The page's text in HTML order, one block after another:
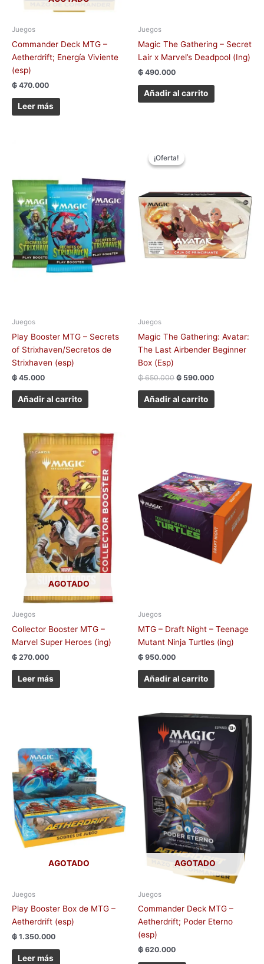
Juegos
Commander Deck MTG –
Aetherdrift; Energía Viviente
(esp)
₲ 470.000
Leer más
Juegos
Magic The Gathering – Secret
Lair x Marvel’s Deadpool (Ing)
₲ 490.000
Añadir al carrito
Juegos
Play Booster MTG – Secrets
of Strixhaven/Secretos de
Strixhaven (esp)
₲ 45.000
Añadir al carrito
¡Oferta!
¡Oferta!
Juegos
Magic The Gathering: Avatar:
The Last Airbender Beginner
Box (Esp)
₲650.000
precio
original
₲ 590.000
Añadir al carrito
AGOTADO
Juegos
Collector Booster MTG –
Marvel Super Heroes (ing)
₲ 270.000
Leer más
Juegos
MTG – Draft Night – Teenage
Mutant Ninja Turtles (ing)
₲ 950.000
Añadir al carrito
AGOTADO
Juegos
Play Booster Box de MTG –
Aetherdrift (esp)
₲ 1.350.000
Leer más
AGOTADO
Juegos
Commander Deck MTG –
Aetherdrift; Poder Eterno
(esp)
₲ 620.000